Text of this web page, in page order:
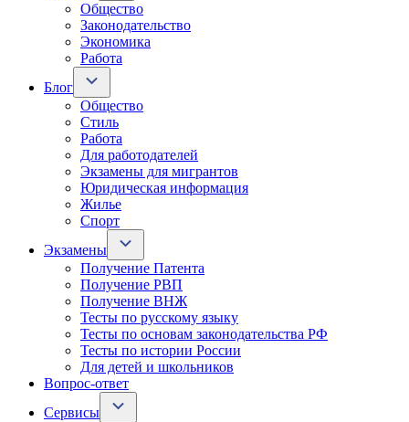
Общество
Законодательство
Экономика
Работа
Блог
Общество
Стиль
Работа
Для работодателей
Экзамены для мигрантов
Юридическая информация
Жилье
Спорт
Экзамены
Получение Патента
Получение РВП
Получение ВНЖ
Тесты по русскому языку
Тесты по основам законодательства РФ
Тесты по истории России
Для детей и школьников
Вопрос-ответ
Сервисы